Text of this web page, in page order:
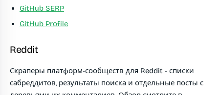
GitHub SERP
GitHub Profile
Reddit
Скраперы платформ-сообществ для Reddit - списки
сабреддитов, результаты поиска и отдельные посты с